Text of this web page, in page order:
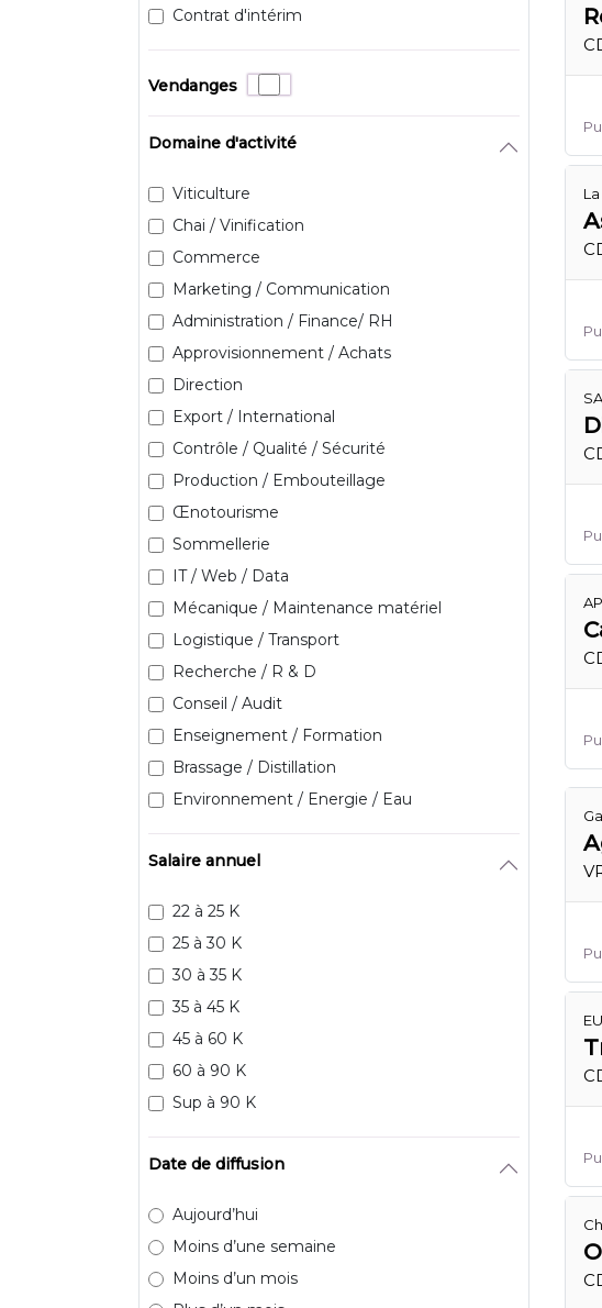
Contrat d'intérim
Vendanges
Domaine d'activité
Viticulture
Chai / Vinification
Commerce
Marketing / Communication
Administration / Finance/ RH
Approvisionnement / Achats
Direction
Export / International
Contrôle / Qualité / Sécurité
Production / Embouteillage
Œnotourisme
Sommellerie
IT / Web / Data
Mécanique / Maintenance matériel
Logistique / Transport
Recherche / R & D
Conseil / Audit
Enseignement / Formation
Brassage / Distillation
Environnement / Energie / Eau
Salaire annuel
22 à 25 K
25 à 30 K
30 à 35 K
35 à 45 K
45 à 60 K
60 à 90 K
Sup à 90 K
Date de diffusion
Aujourd’hui
Moins d’une semaine
Moins d’un mois